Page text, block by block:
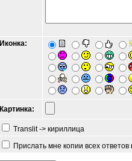
Иконка:
Картинка:
Translit -> кириллица
Прислать мне копии всех